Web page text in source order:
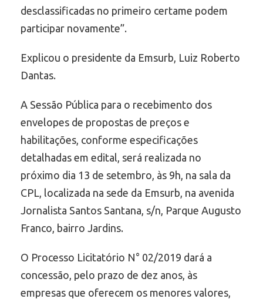
desclassificadas no primeiro certame podem
participar novamente”.
Explicou o presidente da Emsurb, Luiz Roberto
Dantas.
A Sessão Pública para o recebimento dos
envelopes de propostas de preços e
habilitações, conforme especificações
detalhadas em edital, será realizada no
próximo dia 13 de setembro, às 9h, na sala da
CPL, localizada na sede da Emsurb, na avenida
Jornalista Santos Santana, s/n, Parque Augusto
Franco, bairro Jardins.
O Processo Licitatório N° 02/2019 dará a
concessão, pelo prazo de dez anos, às
empresas que oferecem os menores valores,